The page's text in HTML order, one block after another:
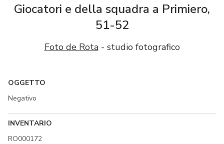
Giocatori e della squadra a Primiero,
51-52
Foto de Rota- studio fotografico
OGGETTO
Negativo
INVENTARIO
RO000172